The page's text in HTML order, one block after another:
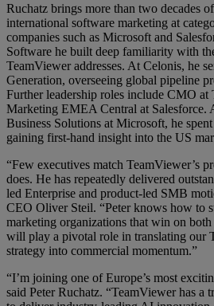
Ruchatz brings more than two decades
international software marketing at
companies such as Microsoft and
Software he built deep familiarity with
TeamViewer addresses. At Celonis, he
Generation, overseeing global pipeline
Further leadership roles include CMO
Marketing EMEA Central at Salesforce.
Business Solutions at Microsoft, he
gaining first-hand insight into the US
“Few executives match TeamViewer’s
does. He has repeatedly delivered
led Enterprise and product-led SMB
CEO Oliver Steil. “Peter knows how to
marketing organizations that win on
will play a pivotal role in translating our
strategy into commercial momentum.”
“I’m joining one of Europe’s most
said Peter Ruchatz. “TeamViewer has a